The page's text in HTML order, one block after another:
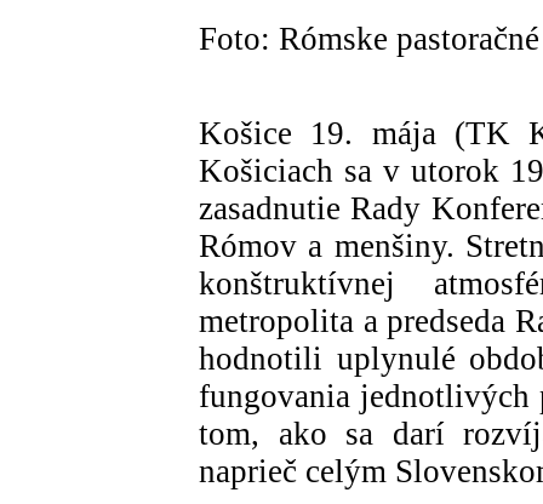
Foto: Rómske
Košice 19. mája (TK
Košiciach sa v utorok
zasadnutie Rady
Rómov a menšiny.
konštruktívnej
metropolita a predseda
hodnotili uplynulé
fungovania jednotlivých
tom, ako sa darí
naprieč celým